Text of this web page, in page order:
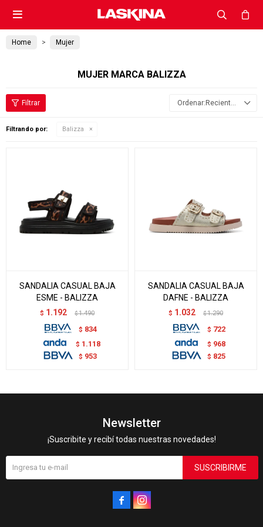

Home Mujer
MUJER MARCA BALIZZA
Recientes
Filtrando por: Balizza
SANDALIA CASUAL BAJA
ESME - BALIZZA
$ 1.192 $ 1.490
$ 834
$ 1.118
$ 953
SANDALIA CASUAL BAJA
DAFNE - BALIZZA
$ 1.032 $ 1.290
$ 722
$ 968
$ 825
Newsletter
¡Suscribite y recibí todas nuestras novedades!
SUSCRIBIRME
 